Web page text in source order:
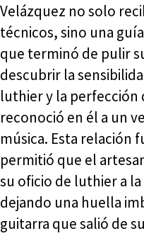
Velázquez no solo
técnicos, sino una
que terminó de pulir
descubrir la
luthier y la
reconoció en él a un
música. Esta relación
permitió que el
su oficio de luthier a
dejando una huella
guitarra que salió de